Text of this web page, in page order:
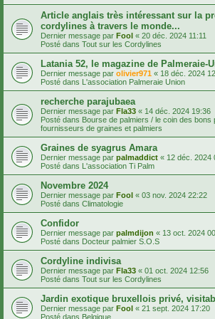
Article anglais très intéressant sur la
cordylines à travers le monde...
Dernier message par Fool « 20 déc. 2024 11:11
Posté dans Tout sur les Cordylines
Latania 52, le magazine de Palmeraie-
Dernier message par olivier971 « 18 déc. 2024
Posté dans L'association Palmeraie Union
recherche parajubaea
Dernier message par Fla33 « 14 déc. 2024 19:36
Posté dans Bourse de palmiers / le coin des bons
fournisseurs de graines et palmiers
Graines de syagrus Amara
Dernier message par palmaddict « 12 déc. 2024
Posté dans L'association Ti Palm
Novembre 2024
Dernier message par Fool « 03 nov. 2024 22:22
Posté dans Climatologie
Confidor
Dernier message par palmdijon « 13 oct. 2024
Posté dans Docteur palmier S.O.S
Cordyline indivisa
Dernier message par Fla33 « 01 oct. 2024 12:56
Posté dans Tout sur les Cordylines
Jardin exotique bruxellois privé,
Dernier message par Fool « 21 sept. 2024 17:20
Posté dans Belgique